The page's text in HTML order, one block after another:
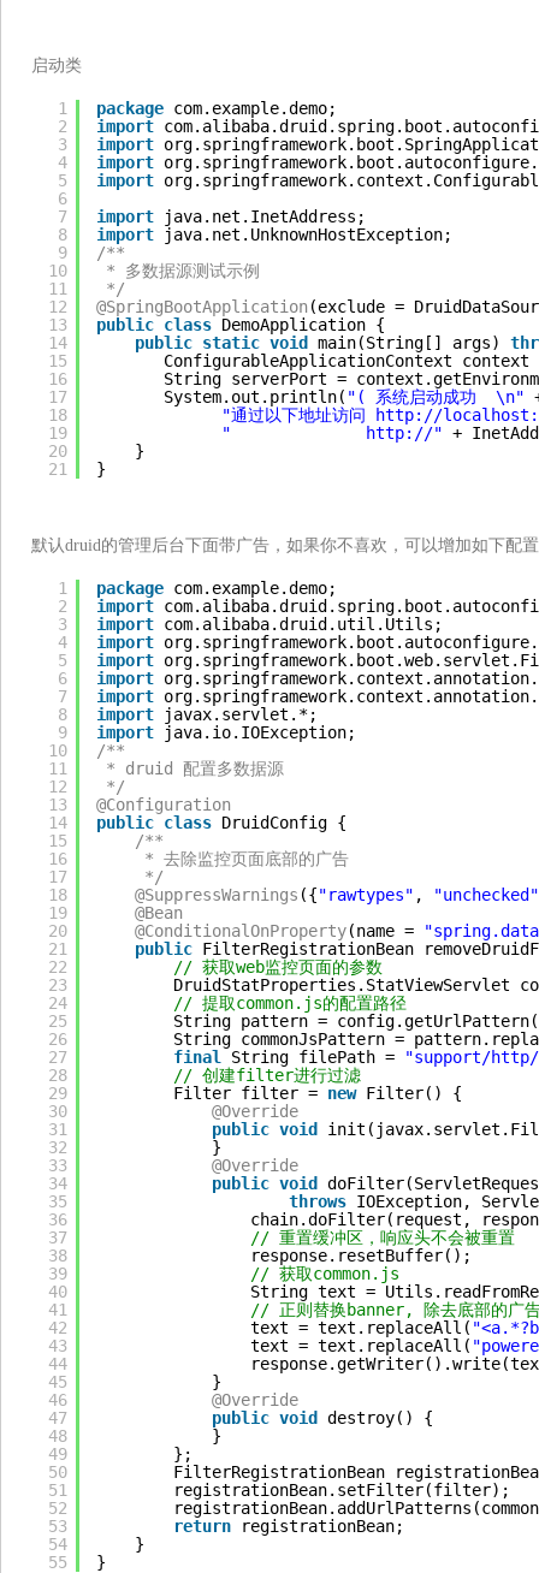
启动类
1
2
3
4
5
6
7
8
9
10
11
12
13
14
15
16
17
18
19
20
21
package com.example.demo;
import
import
import
import
import
java.net.InetAddress;
import
java.net.UnknownHostException;
/**
* 多数据源测试示例
*/
@SpringBootApplication(exclude =
public class DemoApplication {
public static void main(String[] args)
ConfigurableApplicationContext
String serverPort =
System.out.println( "( 系统启动成功  \n"
"通过以下地址访问
http://localhost:
"
http://" +
}
}
默认druid的管理后台下面带广告，如果你不喜欢，可以增加如下配
1
2
3
4
5
6
7
8
9
10
11
12
13
14
15
16
17
18
19
20
21
22
23
24
25
26
27
28
29
30
31
32
33
34
35
36
37
38
39
40
41
42
43
44
45
46
47
48
49
50
51
52
53
54
55
package com.example.demo;
import
import com.alibaba.druid.util.Utils;
import
import
import
import
import
javax.servlet.*;
import
java.io.IOException;
/**
* druid 配置多数据源
*/
@Configuration
public class DruidConfig {
/**
* 去除监控页面底部的广告
*/
@SuppressWarnings ({"rawtypes" ,
"unchecked"
@Bean
@ConditionalOnProperty(name =
public FilterRegistrationBean
// 获取web监控页面的参数
DruidStatProperties.StatViewServlet
// 提取common.js的配置路径
String pattern =
String commonJsPattern =
final
String filePath =
"support/http/
// 创建filter进行过滤
Filter filter = new Filter() {
@Override
public void
}
@Override
public void
throws IOException,
chain.doFilter(request,
// 重置缓冲区，响应头不会被重置
response.resetBuffer();
// 获取common.js
String text =
// 正则替换banner, 除去底部的广
text = text.replaceAll(
text = text.replaceAll(
}
@Override
public void
destroy() {
}
};
FilterRegistrationBean
registrationBean.setFilter(filter);
return
registrationBean;
}
}